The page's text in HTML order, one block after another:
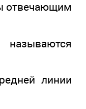
отвечающим
линии